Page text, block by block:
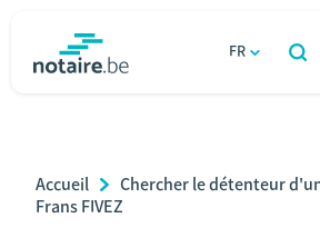
FR
Relations et vivre ensemble
Breadcrumb
Accueil
Chercher le détenteur
Frans FIVEZ